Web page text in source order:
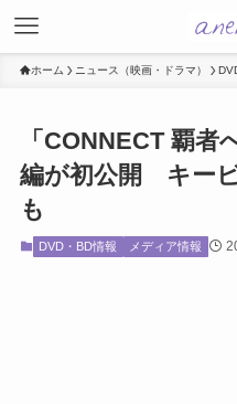
ホーム ニュース（映画・ドラマ）
「CONNECT 覇
編が初公開 キー
も
DVD・BD情報 メディア情報